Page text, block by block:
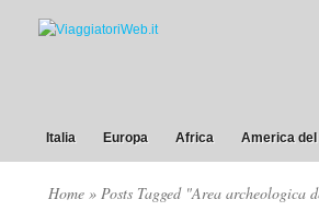
Italia Europa Africa America del
Home » Posts Tagged "Area archeologica